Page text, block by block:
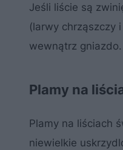
Jeśli liście są
(larwy chrząszczy
wewnątrz
Plamy na
Plamy na liściach
niewielkie